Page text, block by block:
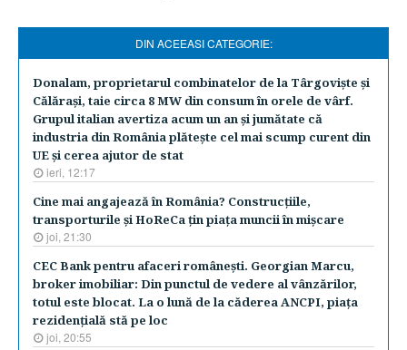
DIN ACEEASI CATEGORIE:
Donalam, proprietarul combinatelor de la Târgovişte şi
Călăraşi, taie circa 8 MW din consum în orele de vârf.
Grupul italian avertiza acum un an şi jumătate că
industria din România plăteşte cel mai scump curent din
UE şi cerea ajutor de stat
ieri, 12:17
Cine mai angajează în România? Construcţiile,
transporturile şi HoReCa ţin piaţa muncii în mişcare
joi, 21:30
CEC Bank pentru afaceri româneşti. Georgian Marcu,
broker imobiliar: Din punctul de vedere al vânzărilor,
totul este blocat. La o lună de la căderea ANCPI, piaţa
rezidenţială stă pe loc
joi, 20:55